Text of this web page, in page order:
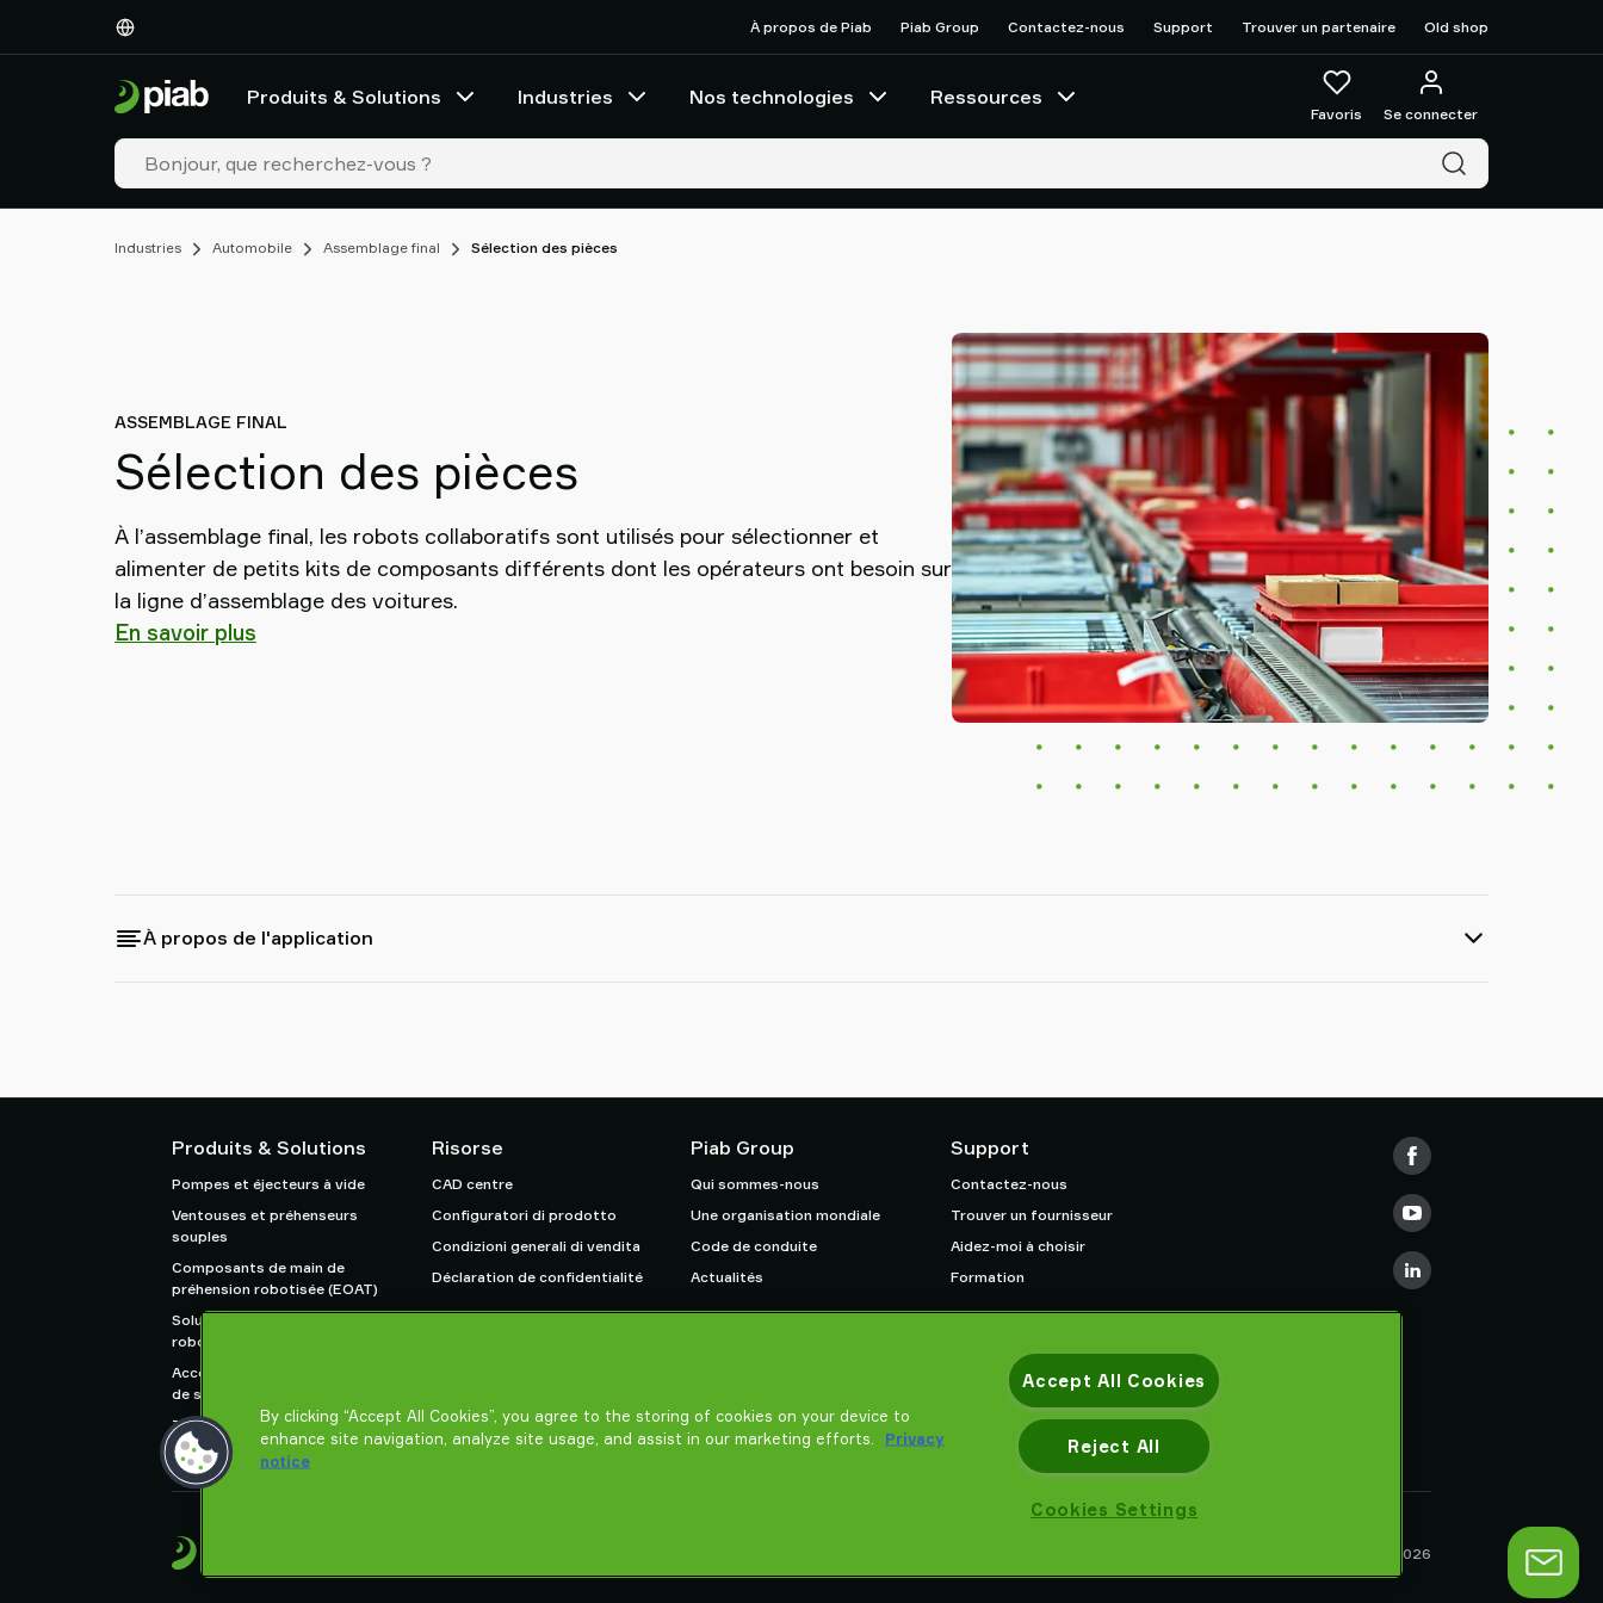
À propos de Piab Piab Group Contactez-nous Support Trouver un partenaire Old shop
Produits & Solutions Industries Nos technologies Ressources
Favoris Se connecter
Industries Automobile Assemblage final Sélection des pièces
ASSEMBLAGE FINAL
Sélection des pièces
À l’assemblage final, les robots collaboratifs sont utilisés pour sélectionner et
alimenter de petits kits de composants différents dont les opérateurs ont besoin sur
la ligne d’assemblage des voitures.
En savoir plus
À propos de l'application
Produits & Solutions
Pompes et éjecteurs à vide
Ventouses et préhenseurs
souples
Composants de main de
préhension robotisée (EOAT)
Solutions de préhension pour
robots et cobots
Accessoires de systèmes et
de solutions
Transporteur pneumatique
pour poudre et vrac
Risorse
CAD centre
Configuratori di prodotto
Condizioni generali di vendita
Déclaration de confidentialité
Piab Group
Qui sommes-nous
Une organisation mondiale
Code de conduite
Actualités
Support
Contactez-nous
Trouver un fournisseur
Aidez-moi à choisir
Formation
Piab AB © 2026
Industries
technologies
Ressources
partenaire
By clicking “Accept All Cookies”, you agree to the storing of cookies on your device to
enhance site navigation, analyze site usage, and assist in our marketing efforts.
Privacy
notice
Accept All Cookies
Reject All
Cookies Settings